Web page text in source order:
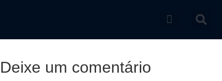
Deixe um comentário